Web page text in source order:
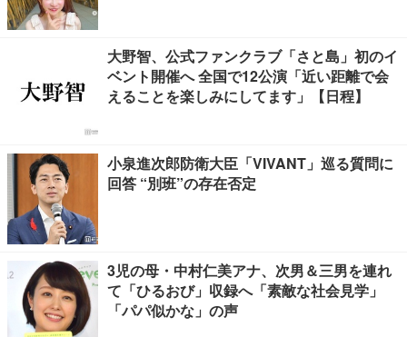
大野智、公式ファンクラブ「さと島」初のイ
ベント開催へ 全国で12公演「近い距離で会
えることを楽しみにしてます」【日程】
小泉進次郎防衛大臣「VIVANT」巡る質問に
回答 “別班”の存在否定
3児の母・中村仁美アナ、次男＆三男を連れ
て「ひるおび」収録へ「素敵な社会見学」
「パパ似かな」の声